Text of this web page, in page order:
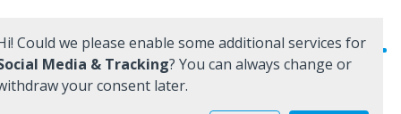
Could we please enable some additional services for
Media & Tracking? You can always change or
your consent later.